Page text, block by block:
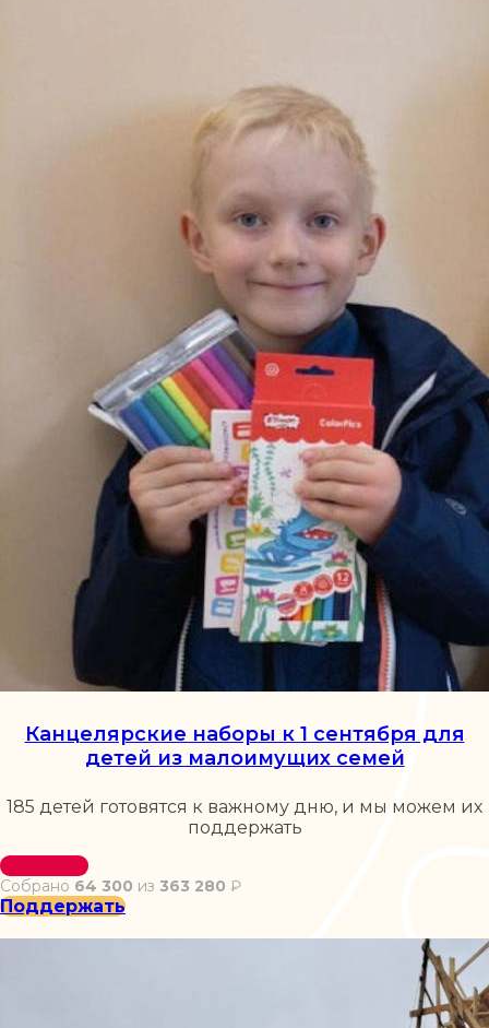
Канцелярские наборы к 1 сентября для
детей из малоимущих семей
185 детей готовятся к важному дню, и мы можем их
поддержать
Собрано 64 300 из 363 280 ₽
Поддержать